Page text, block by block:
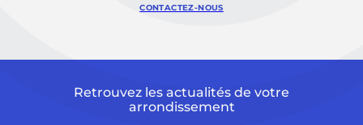
CONTACTEZ-NOUS
Retrouvez les actualités de votre
arrondissement